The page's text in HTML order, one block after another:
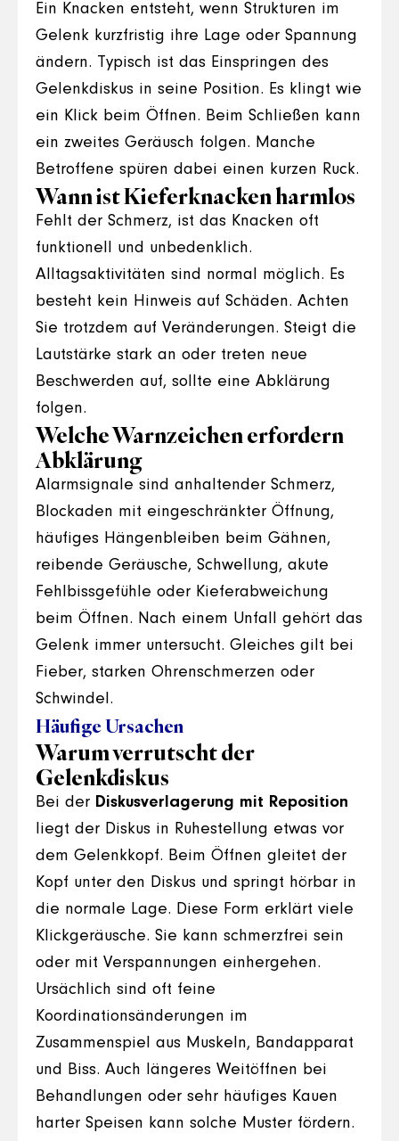
Ein Knacken entsteht, wenn Strukturen im
Gelenk kurzfristig ihre Lage oder Spannung
ändern. Typisch ist das Einspringen des
Gelenkdiskus in seine Position. Es klingt wie
ein Klick beim Öffnen. Beim Schließen kann
ein zweites Geräusch folgen. Manche
Betroffene spüren dabei einen kurzen Ruck.
Wann ist Kieferknacken harmlos
Fehlt der Schmerz, ist das Knacken oft
funktionell und unbedenklich.
Alltagsaktivitäten sind normal möglich. Es
besteht kein Hinweis auf Schäden. Achten
Sie trotzdem auf Veränderungen. Steigt die
Lautstärke stark an oder treten neue
Beschwerden auf, sollte eine Abklärung
folgen.
Welche Warnzeichen erfordern
Abklärung
Alarmsignale sind anhaltender Schmerz,
Blockaden mit eingeschränkter Öffnung,
häufiges Hängenbleiben beim Gähnen,
reibende Geräusche, Schwellung, akute
Fehlbissgefühle oder Kieferabweichung
beim Öffnen. Nach einem Unfall gehört das
Gelenk immer untersucht. Gleiches gilt bei
Fieber, starken Ohrenschmerzen oder
Schwindel.
Häufige Ursachen
Warum verrutscht der
Gelenkdiskus
Bei der Diskusverlagerung mit Reposition
liegt der Diskus in Ruhestellung etwas vor
dem Gelenkkopf. Beim Öffnen gleitet der
Kopf unter den Diskus und springt hörbar in
die normale Lage. Diese Form erklärt viele
Klickgeräusche. Sie kann schmerzfrei sein
oder mit Verspannungen einhergehen.
Ursächlich sind oft feine
Koordinationsänderungen im
Zusammenspiel aus Muskeln, Bandapparat
und Biss. Auch längeres Weitöffnen bei
Behandlungen oder sehr häufiges Kauen
harter Speisen kann solche Muster fördern.